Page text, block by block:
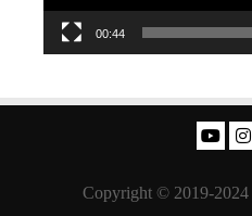
00:44
Copyright © 2019-2024